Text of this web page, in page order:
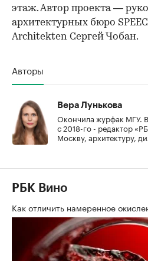
этаж. Автор проекта —
архитектурных бюро
Architekten Сергей Чобан.
Авторы
Вера Лунькова
Окончила журфак МГУ. В
с 2018-го - редактор
Москву, архитектуру,
РБК Вино
Как отличить намеренное